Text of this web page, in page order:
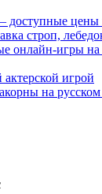
доступные цены
строп,
онлайн-игры
игрой
на русском